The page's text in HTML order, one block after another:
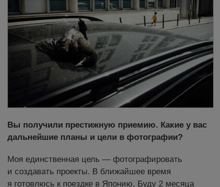
Вы получили престижную приемию. Какие у вас
дальнейшие планы и цели в фотографии?
Моя единственная цель — фотографировать
и создавать проекты. В ближайшее время
я готовлюсь к поездке в Японию. Буду 2 месяца